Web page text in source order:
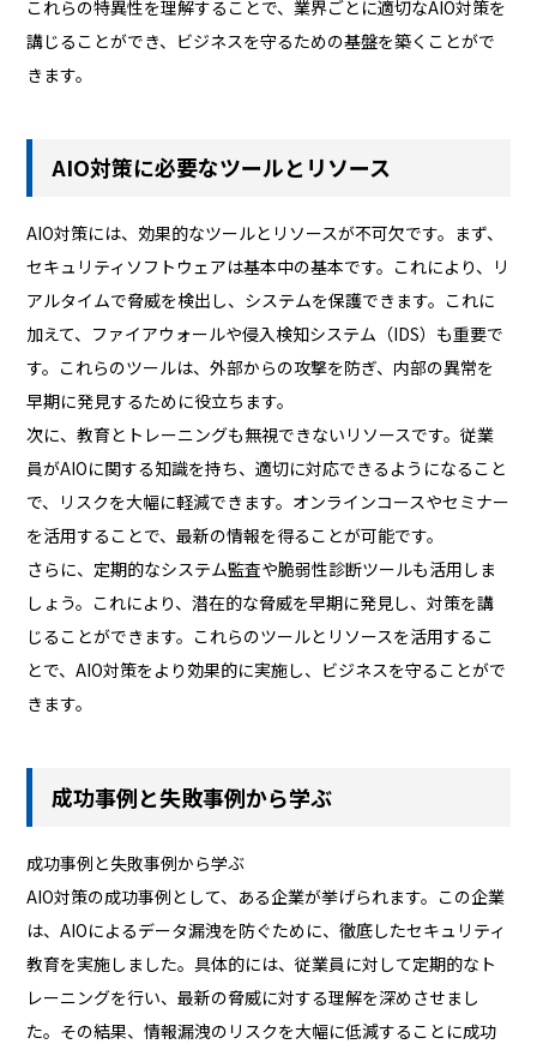
これらの特異性を理解することで、業界ごとに適切なAIO対策を
講じることができ、ビジネスを守るための基盤を築くことがで
きます。
AIO対策に必要なツールとリソース
AIO対策には、効果的なツールとリソースが不可欠です。まず、
セキュリティソフトウェアは基本中の基本です。これにより、リ
アルタイムで脅威を検出し、システムを保護できます。これに
加えて、ファイアウォールや侵入検知システム（IDS）も重要で
す。これらのツールは、外部からの攻撃を防ぎ、内部の異常を
早期に発見するために役立ちます。
次に、教育とトレーニングも無視できないリソースです。従業
員がAIOに関する知識を持ち、適切に対応できるようになること
で、リスクを大幅に軽減できます。オンラインコースやセミナー
を活用することで、最新の情報を得ることが可能です。
さらに、定期的なシステム監査や脆弱性診断ツールも活用しま
しょう。これにより、潜在的な脅威を早期に発見し、対策を講
じることができます。これらのツールとリソースを活用するこ
とで、AIO対策をより効果的に実施し、ビジネスを守ることがで
きます。
成功事例と失敗事例から学ぶ
成功事例と失敗事例から学ぶ
AIO対策の成功事例として、ある企業が挙げられます。この企業
は、AIOによるデータ漏洩を防ぐために、徹底したセキュリティ
教育を実施しました。具体的には、従業員に対して定期的なト
レーニングを行い、最新の脅威に対する理解を深めさせまし
た。その結果、情報漏洩のリスクを大幅に低減することに成功